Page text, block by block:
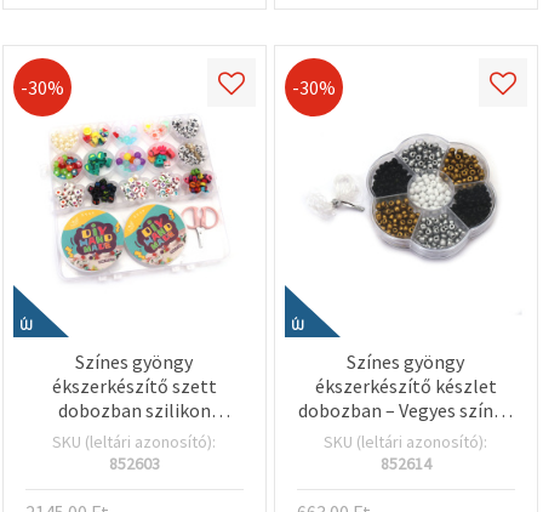
-30%
ÚJ
Színes gyöngy
ékszerkészítő szett
dobozban szilikon
gumidamillal és ollóval –
Vegyes színek – Tökéletes
kézműveskedéshez és DIY
SKU (leltári azonosító):
852603
-30%
ÚJ
Színes gyöngy
ékszerkészítő készlet
dobozban – Vegyes színek
– Tökéletes gyerekeknek
kreatív
ékszerkészítéshez
SKU (leltári azonosító):
852614